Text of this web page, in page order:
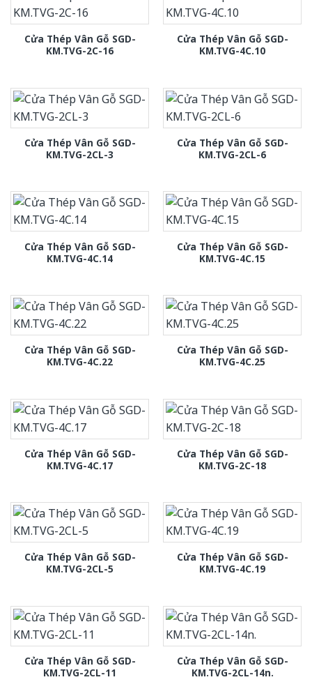
Cửa Thép Vân Gỗ SGD-
KM.TVG-2C-16
Cửa Thép Vân Gỗ SGD-
KM.TVG-4C.10
Cửa Thép Vân Gỗ SGD-
KM.TVG-2CL-3
Cửa Thép Vân Gỗ SGD-
KM.TVG-2CL-6
Cửa Thép Vân Gỗ SGD-
KM.TVG-4C.14
Cửa Thép Vân Gỗ SGD-
KM.TVG-4C.15
Cửa Thép Vân Gỗ SGD-
KM.TVG-4C.22
Cửa Thép Vân Gỗ SGD-
KM.TVG-4C.25
Cửa Thép Vân Gỗ SGD-
KM.TVG-4C.17
Cửa Thép Vân Gỗ SGD-
KM.TVG-2C-18
Cửa Thép Vân Gỗ SGD-
KM.TVG-2CL-5
Cửa Thép Vân Gỗ SGD-
KM.TVG-4C.19
Cửa Thép Vân Gỗ SGD-
KM.TVG-2CL-11
Cửa Thép Vân Gỗ SGD-
KM.TVG-2CL-14n.